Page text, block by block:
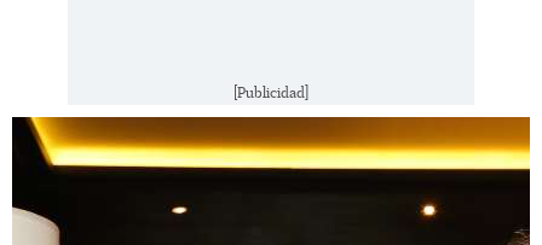
[Publicidad]